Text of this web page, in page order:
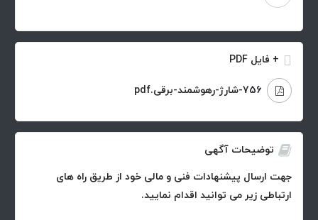
+ فایل PDF
756-شارژ-رهوشمند-برقی.pdf
توضیحات آگهی
جهت ارسال پیشنهادات فنی و مالی خود از طریق راه های
ارتباطی زیر می توانید اقدام نمایید.